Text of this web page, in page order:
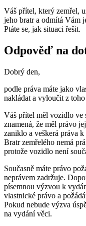
Váš přítel, který zemřel,
jeho bratr a odmítá Vám
Ptáte se, jak situaci řešit.
Odpověď na
Dobrý den,
podle práva máte jako
nakládat a vyloučit z
Váš přítel měl vozidlo ve
znamená, že měl právo
zaniklo a veškerá práva
Bratr zemřelého nemá
protože vozidlo není
Současně máte právo
neprávem zadržuje.
písemnou výzvou k
vlastnické právo a
Pokud nebude výzva
na vydání věci.